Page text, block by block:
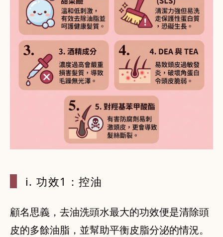
i. 功效1 ：控油
顧名思義，去油洗頭水最大的功效便是清除頭
皮的多餘油脂，並幫助平衡皮脂分泌的情況。